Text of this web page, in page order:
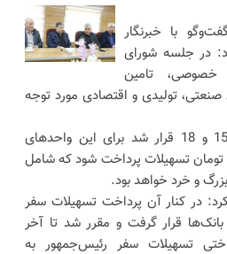
با خبرنگار
در جلسه شورای
تامین
صنعتی، تولیدی و اقتصادی مورد توجه
وی گفت: از محل تبصره 15 و 18 قرار شد برای این واحدهای
و 500 میلیارد تومان تسهیلات پرداخت شود که شامل
و خرد خواهد بود.
در کنار آن پرداخت تسهیلات سفر
بانک‌ها قرار گرفت و مقرر شد تا آخر
پرداختی تسهیلات سفر رئیس‌جمهور به